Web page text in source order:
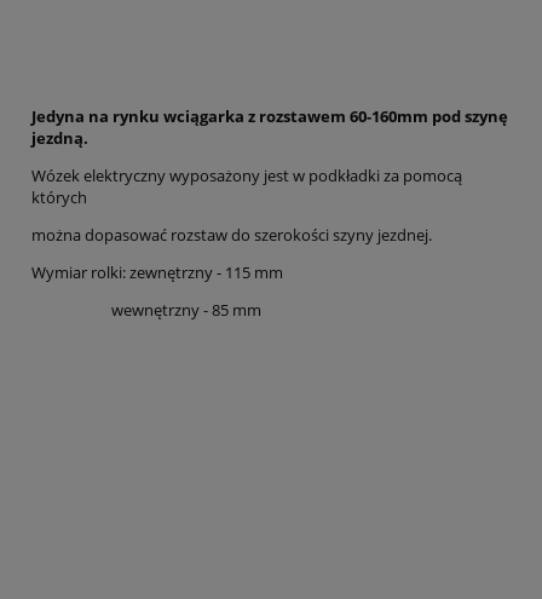
Jedyna na rynku wciągarka z rozstawem 60-160mm pod szynę
jezdną.
Wózek elektryczny wyposażony jest w podkładki za pomocą
których
można dopasować rozstaw do szerokości szyny jezdnej.
Wymiar rolki: zewnętrzny - 115 mm
wewnętrzny - 85 mm